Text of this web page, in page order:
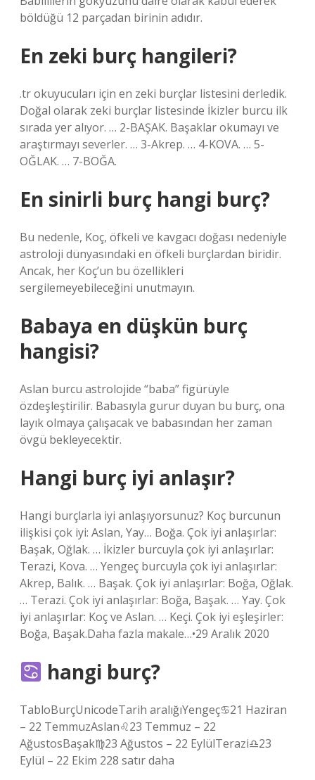
böldüğü 12 parçadan birinin adıdır.
En zeki burç hangileri?
.tr okuyucuları için en zeki burçlar listesini derledik.
Doğal olarak zeki burçlar listesinde İkizler burcu ilk
sırada yer alıyor. … 2-BAŞAK. Başaklar okumayı ve
araştırmayı severler. … 3-Akrep. … 4-KOVA. … 5-
OĞLAK. … 7-BOĞA.
En sinirli burç hangi burç?
Bu nedenle, Koç, öfkeli ve kavgacı doğası nedeniyle
astroloji dünyasındaki en öfkeli burçlardan biridir.
Ancak, her Koç’un bu özellikleri
sergilemeyebileceğini unutmayın.
Babaya en düşkün burç
hangisi?
Aslan burcu astrolojide “baba” figürüyle
özdeşleştirilir. Babasıyla gurur duyan bu burç, ona
layık olmaya çalışacak ve babasından her zaman
övgü bekleyecektir.
Hangi burç iyi anlaşır?
Hangi burçlarla iyi anlaşıyorsunuz? Koç burcunun
ilişkisi çok iyi: Aslan, Yay… Boğa. Çok iyi anlaşırlar:
Başak, Oğlak. … İkizler burcuyla çok iyi anlaşırlar:
Terazi, Kova. … Yengeç burcuyla çok iyi anlaşırlar:
Akrep, Balık. … Başak. Çok iyi anlaşırlar: Boğa, Oğlak.
… Terazi. Çok iyi anlaşırlar: Boğa, Başak. … Yay. Çok
iyi anlaşırlar: Koç ve Aslan. … Keçi. Çok iyi eşleşirler:
Boğa, Başak.Daha fazla makale…•29 Aralık 2020
hangi burç?
TabloBurçUnicodeTarih aralığıYengeç♋︎21 Haziran
– 22 TemmuzAslan♌︎23 Temmuz – 22
AğustosBaşak♍︎23 Ağustos – 22 EylülTerazi♎︎23
Eylül – 22 Ekim 228 satır daha